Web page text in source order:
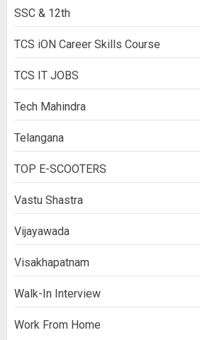
SSC & 12th
TCS iON Career Skills Course
TCS IT JOBS
Tech Mahindra
Telangana
TOP E-SCOOTERS
Vastu Shastra
Vijayawada
Visakhapatnam
Walk-In Interview
Work From Home